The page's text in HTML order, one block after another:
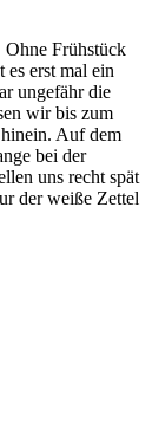
Frühstück
erst mal ein
ungefähr die
wir bis zum
Auf dem
bei der
uns recht spät
der weiße Zettel